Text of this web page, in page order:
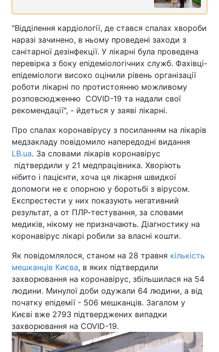
Відео з Youtube Статті
Інтерв'ю Думки
Архів Вакансії
Контакти
Послуги
Тема оформлення
"Відділення кардіології, де стався спалах хвороби
наразі зачинено, в ньому проведені заходи з
санітарної дезінфекції. У лікарні була проведена
перевірка з боку епідеміологічних служб. Фахівці-
епідеміологи високо оцінили рівень організації
роботи лікарні по протистоянню можливому
розповсюдженню COVID-19 та надали свої
рекомендації", - йдеться у заяві лікарні.
Про спалах коронавірусу з посиланням на лікарів
медзакладу повідомило напередодні видання
LB.ua. За словами лікарів коронавірус
підтвердили у 21 медпрацівника. Хворіють
нібито і пацієнти, хоча ця лікарня швидкої
допомоги не є опорною у боротьбі з вірусом.
Експрестести у них показують негативний
результат, а от ПЛР-тестування, за словами
медиків, нікому не призначають. Діагностику на
коронавірус лікарі робили за власні кошти.
Як повідомлялося, станом на 28 травня кількість
мешканців Києва, в яких підтвердили
захворювання на коронавірус, збільшилася на 54
людини. Минулої доби одужали 64 людини, а від
початку епідемії - 506 мешканців. Загалом у
Києві вже 2793 підтверджених випадки
захворювання на COVID-19.